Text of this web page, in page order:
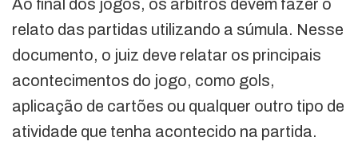
Ao final dos jogos, os árbitros devem fazer o
relato das partidas utilizando a súmula. Nesse
documento, o juiz deve relatar os principais
acontecimentos do jogo, como gols,
aplicação de cartões ou qualquer outro tipo de
atividade que tenha acontecido na partida.